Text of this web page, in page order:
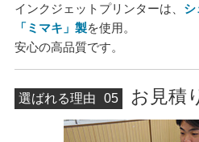
インクジェットプリンターは、 シ
「ミマキ」製を使用。
安心の高品質です。
選ばれる理由 05 お見積